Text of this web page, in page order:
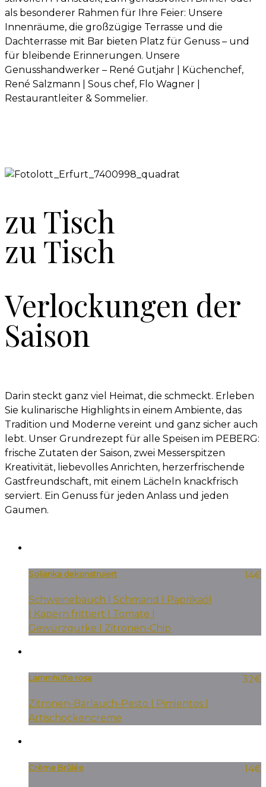
als besonderer Rahmen für Ihre Feier: Unsere
Innenräume, die großzügige Terrasse und die
Dachterrasse mit Bar bieten Platz für Genuss – und
für bleibende Erinnerungen. Unsere
Genusshandwerker – René Gutjahr | Küchenchef,
René Salzmann | Sous chef, Flo Wagner |
Restaurantleiter & Sommelier.
zu Tisch
zu Tisch
Verlockungen der
Saison
Darin steckt ganz viel Heimat, die schmeckt. Erleben
Sie kulinarische Highlights in einem Ambiente, das
Tradition und Moderne vereint und ganz sicher auch
lebt. Unser Grundrezept für alle Speisen im PEBERG:
frische Zutaten der Saison, zwei Messerspitzen
Kreativität, liebevolles Anrichten, herzerfrischende
Gastfreundschaft, mit einem Lächeln knackfrisch
serviert. Ein Genuss für jeden Anlass und jeden
Gaumen.
14€
Soljanka dekonstruiert
Schweinebauch | Schmand | Paprikaöl
| Kapern frittiert | Tomate |
Gewürzgurke I Zitronen-Chip
32€
Lammhüfte rosa
Zitronen-Bärlauch-Pesto | Pimientos |
Artischockencreme
14€
Crème Brûlée